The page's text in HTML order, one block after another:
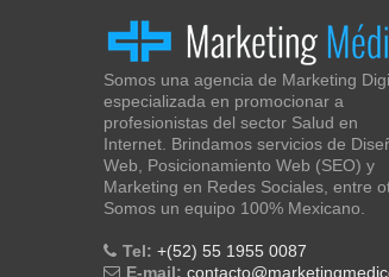
Somos una agencia de Marketing
especializada en promocionar a
profesionistas del sector Salud en
Internet. Brindamos servicios de
Web, Posicionamiento Web (SEO) y
Marketing en Redes Sociales, entre
Somos un equipo 100% Mexicano.
Tel: +(52) 55 1955 0087
E-mail: